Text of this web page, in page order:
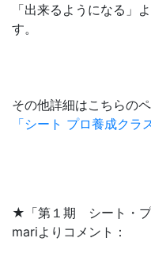
「出来るようになる」
す。
その他詳細はこちらの
「シート プロ養成クラ
★「第１期 シート・プ
mariよりコメント：